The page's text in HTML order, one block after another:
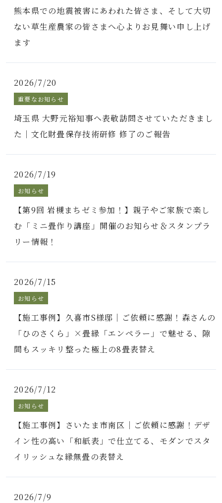
熊本県での地震被害にあわれた皆さま、そして大切
ない草生産農家の皆さまへ心よりお見舞い申し上げ
ます
2026/7/20
重要なお知らせ
埼玉県 大野元裕知事へ表敬訪問させていただきまし
た｜文化財畳保存技術研修 修了のご報告
2026/7/19
お知らせ
【第9回 岩槻まちゼミ参加！】親子やご家族で楽し
む「ミニ畳作り講座」開催のお知らせ＆スタンプラ
リー情報！
2026/7/15
お知らせ
【施工事例】久喜市S様邸｜ご依頼に感謝！森さんの
「ひのさくら」×畳縁「エンペラー」で魅せる、隙
間もスッキリ整った極上の8畳表替え
2026/7/12
お知らせ
【施工事例】さいたま市南区｜ご依頼に感謝！デザ
イン性の高い「和紙表」で仕立てる、モダンでスタ
イリッシュな縁無畳の表替え
2026/7/9